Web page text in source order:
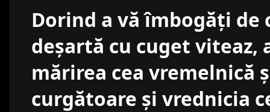
Dorind a vă îmbogăţi de
deşartă cu cuget
mărirea cea vremelnică
curgătoare şi vrednicia